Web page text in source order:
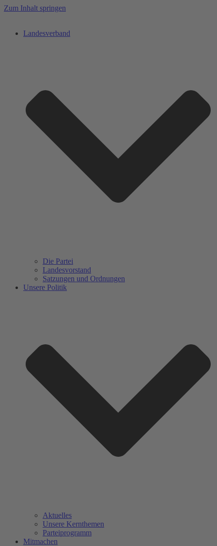
Zum Inhalt springen
Landesverband
Die Partei
Landesvorstand
Satzungen und Ordnungen
Unsere Politik
Aktuelles
Unsere Kernthemen
Parteiprogramm
Mitmachen